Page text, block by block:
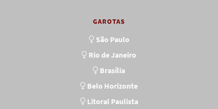
GAROTAS
São Paulo
Rio de Janeiro
Brasília
Belo Horizonte
Litoral Paulista